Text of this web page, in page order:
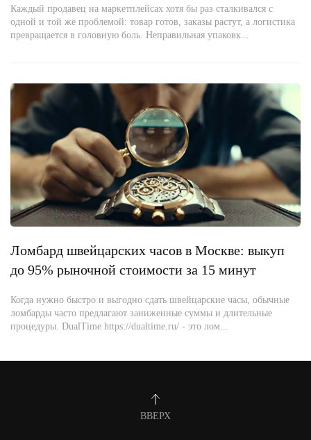
Каждый продавец на маркетплейсах хотя бы раз сталкивался с
одной и той же проблемой: товар готов, заказы растут, а логистика
превращается в головную боль. Неправильная упаковк...
Ломбард швейцарских часов в Москве: выкуп
до 95% рыночной стоимости за 15 минут
Когда нужно быстро и выгодно сдать швейцарские часы, обычные
ломбарды часто предлагают заниженные суммы и длительные
процедуры. DualTime https://dualtime.ru/ - это лом...
ВВЕРХ